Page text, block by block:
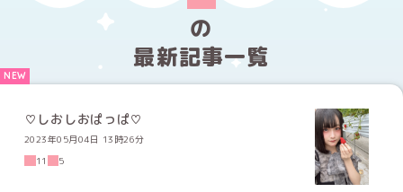
の
最新記事一覧
♡しおしおぱっぱ♡
2023年05月04日 13時26分
11
5